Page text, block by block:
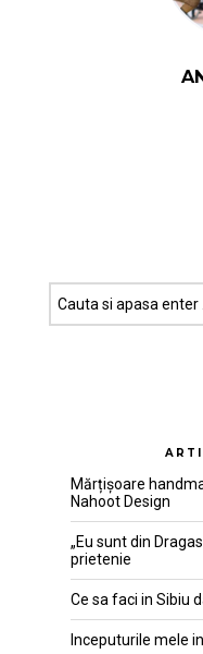
Mărțișoare
Nahoot Design
„Eu sunt din
prietenie
Ce sa faci in Sibiu
Inceputurile mele